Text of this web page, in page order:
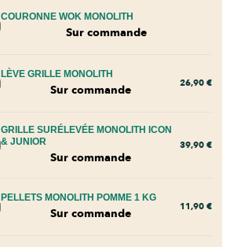
COURONNE WOK MONOLITH
Sur commande
LÈVE GRILLE MONOLITH
Sur commande 26,90 €
GRILLE SURÉLEVÉE MONOLITH ICON
& JUNIOR
Sur commande
39,90 €
PELLETS MONOLITH POMME 1 KG
Sur commande 11,90 €